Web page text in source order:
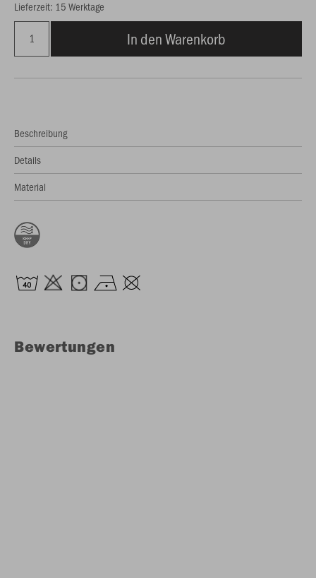
Lieferzeit: 15 Werktage
In den Warenkorb
Beschreibung
Details
Material
Bewertungen